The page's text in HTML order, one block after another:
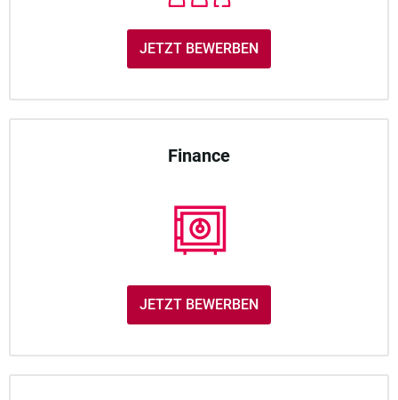
JETZT BEWERBEN
Finance
JETZT BEWERBEN